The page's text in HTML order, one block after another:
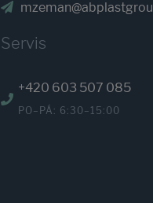
Servis
+420 603 507 085
PO–PÁ: 6:30–15:00